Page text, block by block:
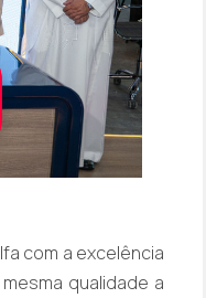
com a excelência
qualidade a